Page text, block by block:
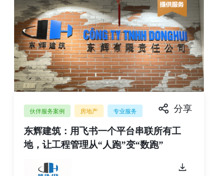
伙伴服务案例 房地产 专业服务
东辉建筑：用飞书一个平台串联所有工
地，让工程管理从“人跑”变“数跑”
分享